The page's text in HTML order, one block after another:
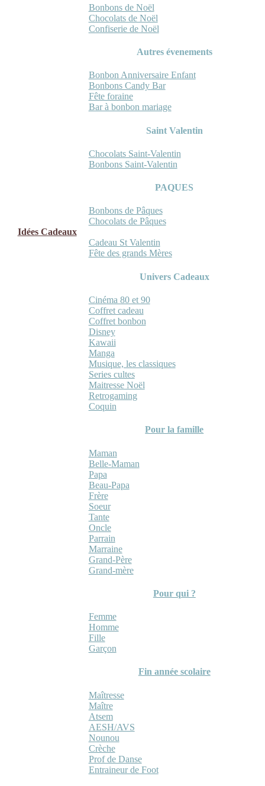
Bonbons de Noël
Chocolats de Noël
Confiserie de Noël
Autres évenements
Bonbon Anniversaire Enfant
Bonbons Candy Bar
Fête foraine
Bar à bonbon mariage
Saint Valentin
Chocolats Saint-Valentin
Bonbons Saint-Valentin
PAQUES
Bonbons de Pâques
Chocolats de Pâques
Idées Cadeaux
Cadeau St Valentin
Fête des grands Mères
Univers Cadeaux
Cinéma 80 et 90
Coffret cadeau
Coffret bonbon
Disney
Kawaii
Manga
Musique, les classiques
Series cultes
Maitresse Noël
Retrogaming
Coquin
Pour la famille
Maman
Belle-Maman
Papa
Beau-Papa
Frère
Soeur
Tante
Oncle
Parrain
Marraine
Grand-Père
Grand-mère
Pour qui ?
Femme
Homme
Fille
Garçon
Fin année scolaire
Maîtresse
Maître
Atsem
AESH/AVS
Nounou
Crèche
Prof de Danse
Entraineur de Foot